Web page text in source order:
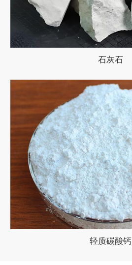
石灰石
轻质碳酸钙